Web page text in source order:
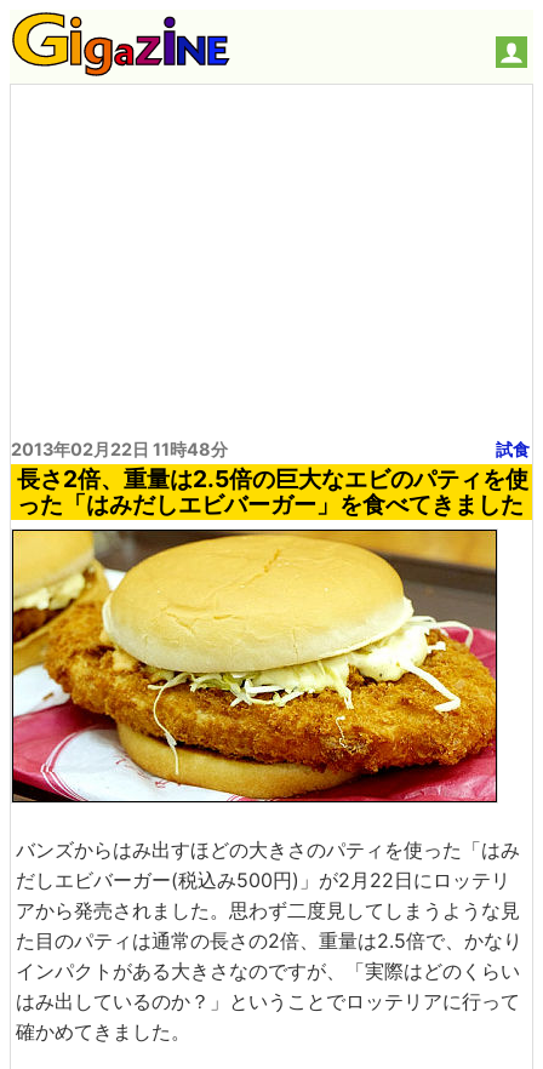
2013年02月22日 11時48分 試食
長さ2倍、重量は2.5倍の巨大なエビのパティを使
った「はみだしエビバーガー」を食べてきました
バンズからはみ出すほどの大きさのパティを使った「はみ
だしエビバーガー(税込み500円)」が2月22日にロッテリ
アから発売されました。思わず二度見してしまうような見
た目のパティは通常の長さの2倍、重量は2.5倍で、かなり
インパクトがある大きさなのですが、「実際はどのくらい
はみ出しているのか？」ということでロッテリアに行って
確かめてきました。